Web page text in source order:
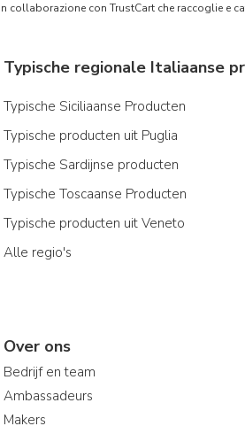
collaborazione con TrustCart che raccoglie e
Typische Siciliaanse Producten
Typische producten uit Puglia
Typische Sardijnse producten
Typische Toscaanse Producten
Typische producten uit Veneto
Alle regio's
Over ons
Bedrijf en team
Ambassadeurs
Makers